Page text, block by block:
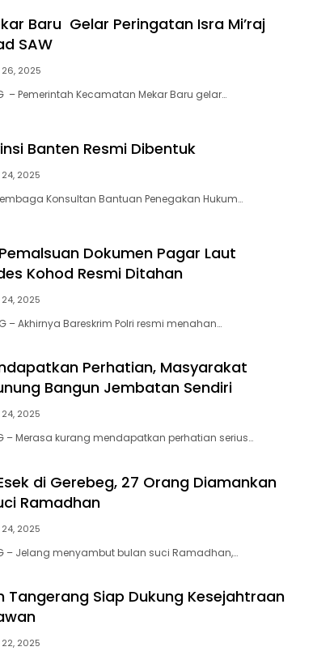
Baru Gelar Peringatan Isra Mi’raj
SAW
2025
– Pemerintah Kecamatan Mekar Baru gelar…
Banten Resmi Dibentuk
2025
Konsultan Bantuan Penegakan Hukum…
Dokumen Pagar Laut
Kohod Resmi Ditahan
2025
– Akhirnya Bareskrim Polri resmi menahan…
Perhatian, Masyarakat
Bangun Jembatan Sendiri
2025
– Merasa kurang mendapatkan perhatian serius…
di Gerebeg, 27 Orang Diamankan
Ramadhan
2025
– Jelang menyambut bulan suci Ramadhan,…
Tangerang Siap Dukung Kesejahtraan
2025